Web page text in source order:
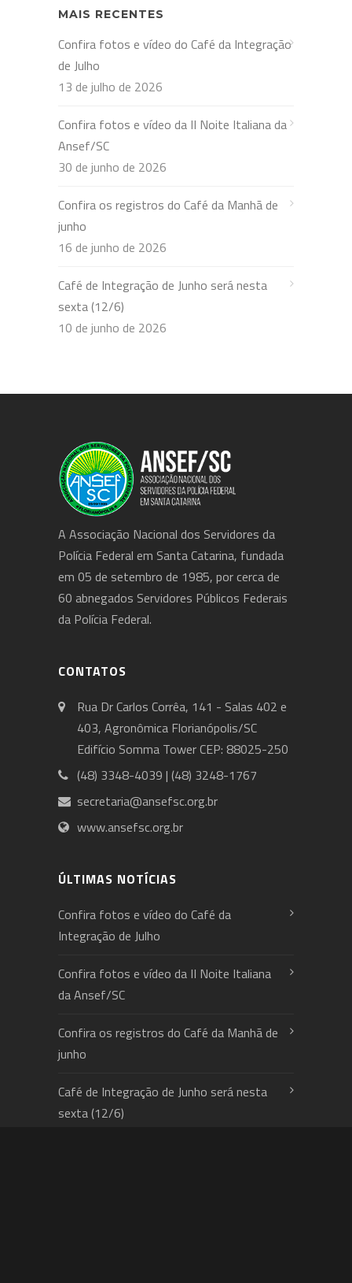
MAIS RECENTES
Confira fotos e vídeo do Café da Integração
de Julho
13 de julho de 2026
Confira fotos e vídeo da II Noite Italiana da
Ansef/SC
30 de junho de 2026
Confira os registros do Café da Manhã de
junho
16 de junho de 2026
Café de Integração de Junho será nesta
sexta (12/6)
10 de junho de 2026
A Associação Nacional dos Servidores da
Polícia Federal em Santa Catarina, fundada
em 05 de setembro de 1985, por cerca de
60 abnegados Servidores Públicos Federais
da Polícia Federal.
CONTATOS
Rua Dr Carlos Corrêa, 141 - Salas 402 e
403, Agronômica Florianópolis/SC
Edifício Somma Tower CEP: 88025-250
(48) 3348-4039 | (48) 3248-1767
secretaria@ansefsc.org.br
www.ansefsc.org.br
ÚLTIMAS NOTÍCIAS
Confira fotos e vídeo do Café da
Integração de Julho
Confira fotos e vídeo da II Noite Italiana
da Ansef/SC
Confira os registros do Café da Manhã de
junho
Café de Integração de Junho será nesta
sexta (12/6)